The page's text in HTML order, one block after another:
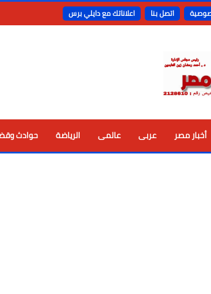
اتصل بنا اعلاناتك مع دايلي برس
أخبار مصر عربى عالمى الرياضة حوادث